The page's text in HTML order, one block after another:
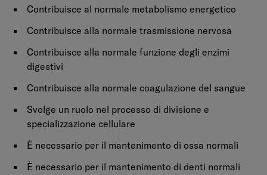
Contribuisce al normale metabolismo energetico
Contribuisce alla normale trasmissione nervosa
Contribuisce alla normale funzione degli enzimi
digestivi
Contribuisce alla normale coagulazione del sangue
Svolge un ruolo nel processo di divisione e
specializzazione cellulare
È necessario per il mantenimento di ossa normali
È necessario per il mantenimento di denti normali